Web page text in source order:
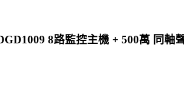
8路監控主機 + 500萬 同軸